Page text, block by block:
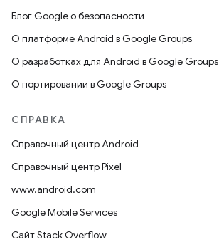
Блог Google о безопасности
О платформе Android в Google Groups
О разработках для Android в Google Groups
О портировании в Google Groups
СПРАВКА
Справочный центр Android
Справочный центр Pixel
www.android.com
Google Mobile Services
Сайт Stack Overflow